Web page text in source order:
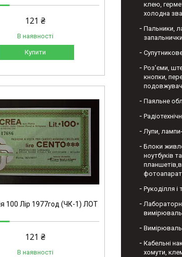
121 ₴
В наявності
Купити
100 Лір 1977год (ЧК-1) ЛОТ
121 ₴
В наявності
клею,
холодна
Пальники,
Роз'єми,
кнопки,
Паяльне
Лупи,
Блоки
ноутбуків та
Рукоділля і
Кабельні
хомути,